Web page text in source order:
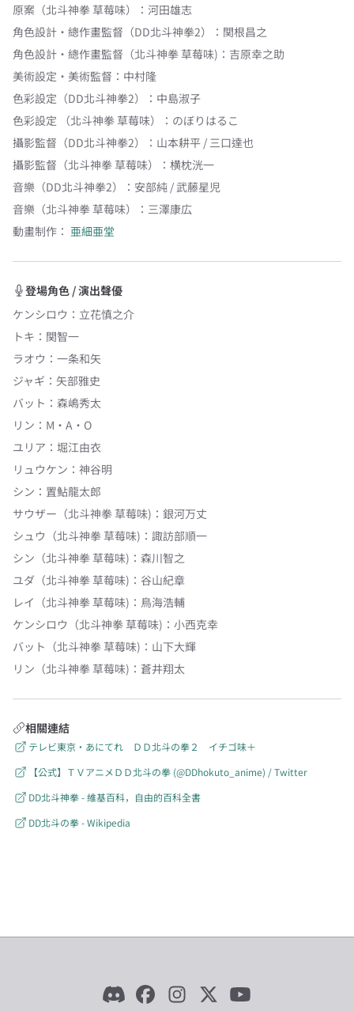
原案（北斗神拳 草莓味）
： 河田雄志
角色設計・總作畫監督（DD北斗神拳2）
： 関根昌之
角色設計・總作畫監督（北斗神拳 草莓味) ： 吉原幸之助
美術設定・美術監督 ： 中村隆
色彩設定（DD北斗神拳2）
： 中島淑子
色彩設定 （北斗神拳 草莓味）
： のぼりはるこ
攝影監督（DD北斗神拳2）
： 山本耕平 / 三口達也
攝影監督（北斗神拳 草莓味）
： 横枕洸一
音樂（DD北斗神拳2）
： 安部純 / 武藤星児
音樂（北斗神拳 草莓味）
： 三澤康広
動畫制作： 亜細亜堂
登場角色 / 演出聲優
ケンシロウ ： 立花慎之介
トキ ： 関智一
ラオウ ： 一条和矢
ジャギ ： 矢部雅史
バット ： 森嶋秀太
リン ： M・A・O
ユリア ： 堀江由衣
リュウケン ： 神谷明
シン ： 置鮎龍太郎
サウザー（北斗神拳 草莓味) ： 銀河万丈
シュウ（北斗神拳 草莓味) ： 諏訪部順一
シン（北斗神拳 草莓味) ： 森川智之
ユダ（北斗神拳 草莓味) ： 谷山紀章
レイ（北斗神拳 草莓味) ： 鳥海浩輔
ケンシロウ（北斗神拳 草莓味) ： 小西克幸
バット（北斗神拳 草莓味) ： 山下大輝
リン（北斗神拳 草莓味) ： 蒼井翔太
相關連結
テレビ東京・あにてれ ＤＤ北斗の拳２ イチゴ味＋
【公式】ＴＶアニメＤＤ北斗の拳 (@DDhokuto_anime) / Twitter
DD北斗神拳 - 維基百科，自由的百科全書
DD北斗の拳 - Wikipedia